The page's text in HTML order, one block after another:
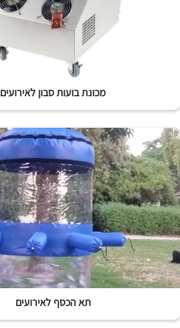
מכונת בועות סבון לאירועים
תא הכסף לאירועים